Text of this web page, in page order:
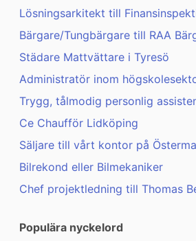
Lösningsarkitekt till
Bärgare/Tungbärgare till RAA
Städare Mattvättare i Tyresö
Administratör inom
Trygg, tålmodig personlig
Ce Chaufför Lidköping
Säljare till vårt kontor på
Bilrekond eller Bilmekaniker
Chef projektledning till Thomas
Populära nyckelord